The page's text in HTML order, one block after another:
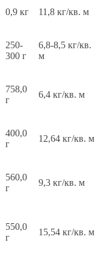
0,9 кг 11,8 кг/кв. м
250-
300 г
6,8-8,5 кг/кв.
м
758,0
г
6,4 кг/кв. м
400,0
г
12,64 кг/кв. м
560,0
г
9,3 кг/кв. м
550,0
г
15,54 кг/кв. м